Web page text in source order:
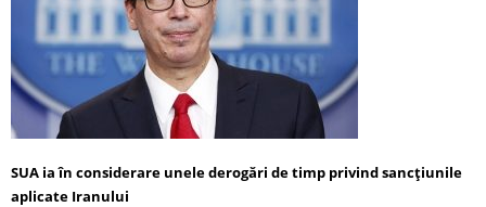
SUA ia în considerare unele derogări de timp privind sancțiunile
aplicate Iranului